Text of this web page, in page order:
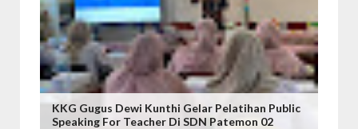
KKG Gugus Dewi Kunthi Gelar Pelatihan Public
Speaking For Teacher Di SDN Patemon 02